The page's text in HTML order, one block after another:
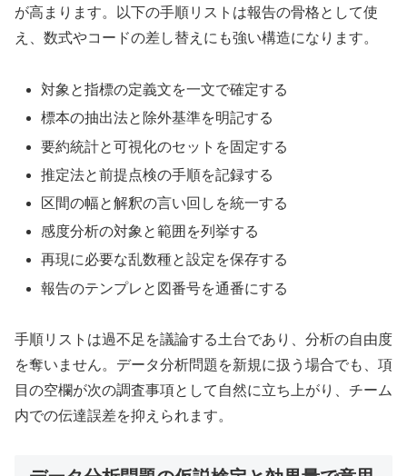
が高まります。以下の手順リストは報告の骨格として使
え、数式やコードの差し替えにも強い構造になります。
対象と指標の定義文を一文で確定する
標本の抽出法と除外基準を明記する
要約統計と可視化のセットを固定する
推定法と前提点検の手順を記録する
区間の幅と解釈の言い回しを統一する
感度分析の対象と範囲を列挙する
再現に必要な乱数種と設定を保存する
報告のテンプレと図番号を通番にする
手順リストは過不足を議論する土台であり、分析の自由度
を奪いません。データ分析問題を新規に扱う場合でも、項
目の空欄が次の調査事項として自然に立ち上がり、チーム
内での伝達誤差を抑えられます。